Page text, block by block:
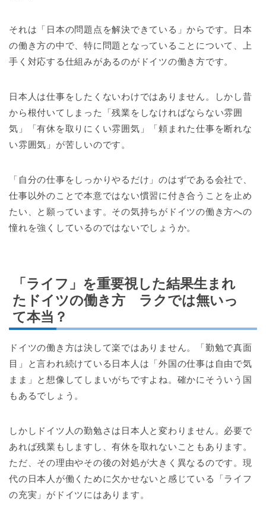
それは「日本の問題点を解決できている」からです。日本
の働き方の中で、特に問題となっていることについて、上
手く対応する仕組みがあるのがドイツの働き方です。
日本人は仕事をしたくないわけではありません。しかし昔
から根付いてしまった「残業をしなければならない雰囲
気」「有休を取りにくい雰囲気」「頼まれた仕事を断れな
い雰囲気」が苦しいのです。
「自分の仕事をしっかりやるだけ」のはずである会社で、
仕事以外のことで本意ではない慣習に付き合うことを止め
たい、と願っています。その気持ちがドイツの働き方への
憧れを強くしているのではないでしょうか。
「ライフ」を重要視した結果生まれ
たドイツの働き方 ラクでは無いっ
て本当？
ドイツの働き方は決して楽ではありません。「勤勉で真面
目」と言われ続けている日本人は「外国の仕事は自由で気
まま」と想像してしまいがちですよね。確かにそういう国
もあるでしょう。
しかしドイツ人の勤勉さは日本人と変わりません。必要で
あれば残業もしますし、有休を取れないこともあります。
ただ、その理由やその後の対処が大きく異なるのです。現
代の日本人が働くために欠かせないと感じている「ライフ
の充実」がドイツにはあります。